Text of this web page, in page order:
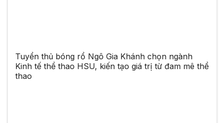
Tuyển thủ bóng rổ Ngô Gia Khánh chọn ngành
Kinh tế thể thao HSU, kiến tạo giá trị từ đam mê thể
thao